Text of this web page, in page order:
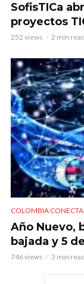
SofisTICa
proyectos
252 views 2 min read
COLOMBIA
Año Nuevo,
bajada y 5
746 views 3 min read